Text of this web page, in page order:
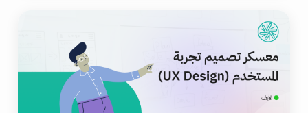
معسكر الذكاء الاصطناعي لمصممي المنتجات الرقمية
في هذا المعسكر ستتلقى أكثر من 20 ساعة من
المحتوى التعليمي التفاعلي المباشر عالي الجودة عبر
الانترنت، وستتعلم وتطبق توظيف أدوات الذكاء
الاصطناعي في عملك التصميمي، من توليد الأفكار